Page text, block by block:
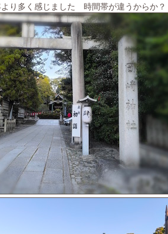
より多く感じました 時間帯が違うからか？